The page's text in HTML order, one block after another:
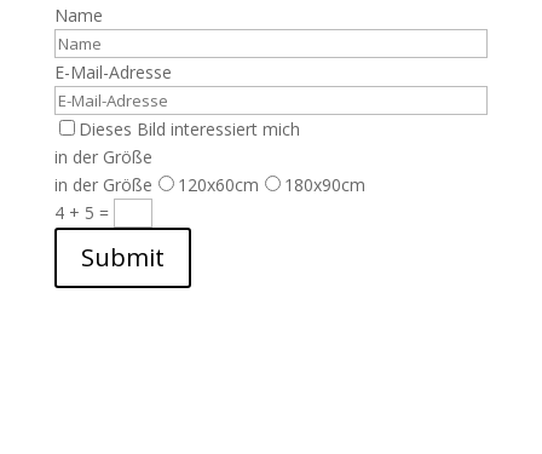
Name
E-Mail-Adresse
Dieses Bild interessiert mich
in der Größe
in der Größe
120x60cm
180x90cm
4 + 5 =
Submit